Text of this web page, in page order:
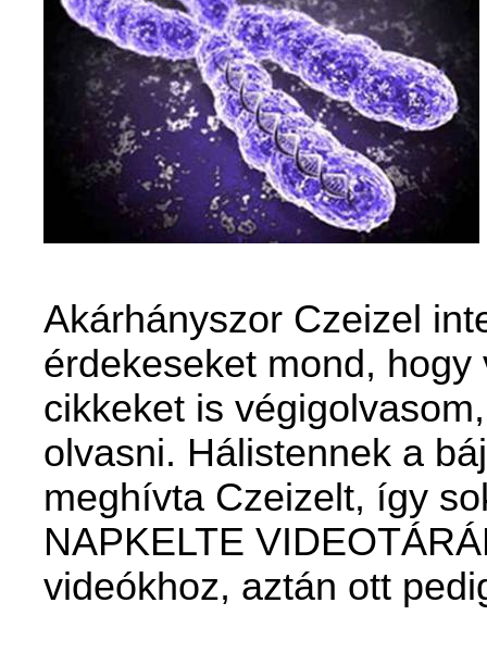
Akárhányszor Czeizel
érdekeseket mond,
cikkeket is
olvasni. Hálistennek a
meghívta Czeizelt, így
NAPKELTE
videókhoz, aztán ott